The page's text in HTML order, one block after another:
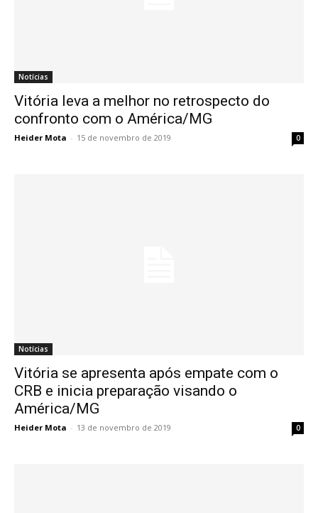
Notícias
Vitória leva a melhor no retrospecto do
confronto com o América/MG
Heider Mota - 15 de novembro de 2019 0
Notícias
Vitória se apresenta após empate com o
CRB e inicia preparação visando o
América/MG
Heider Mota - 13 de novembro de 2019 0